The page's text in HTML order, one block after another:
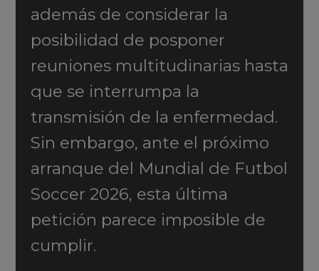
además de considerar la
posibilidad de posponer
reuniones multitudinarias hasta
que se interrumpa la
transmisión de la enfermedad.
Sin embargo, ante el próximo
arranque del Mundial de Futbol
Soccer 2026, esta última
petición parece imposible de
cumplir.